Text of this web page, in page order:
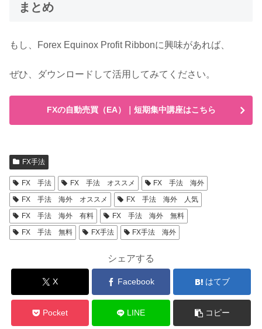
まとめ
もし、Forex Equinox Profit Ribbonに興味があれば、
ぜひ、ダウンロードして活用してみてください。
FXの自動売買（EA）｜短期集中講座はこちら
FX手法
FX 手法 FX 手法 オススメ
FX 手法 海外
FX 手法 海外 オススメ
FX 手法 海外 人気
FX 手法 海外 有料
FX 手法 海外 無料
FX 手法 無料
FX手法 FX手法 海外
シェアする
X Facebook はてブ
Pocket LINE コピー